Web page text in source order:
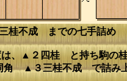
成 までの七手詰め
、▲２四桂 と持ち駒の
角 ▲３三桂不成 で詰み